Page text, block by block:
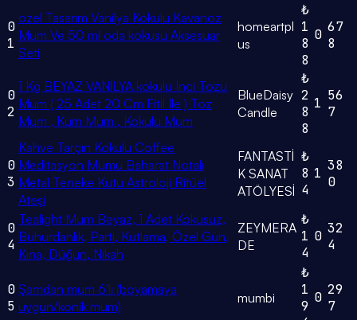
0
1
özel Tasarım Vanilya Kokulu Kavanoz
Mum Ve 50 ml oda kokusu Aksesuar
Seti
homeartpl
us
₺
1
8
8
0 67
8
0
2
1 Kg BEYAZ VANİLYA kokulu Inci Tozu
Mum ( 25 Adet 20 Cm Fitil Ile ) Toz
Mum , Kum Mum , Kokulu Mum
BlueDaisy
Candle
₺
2
8
8
1 56
7
0
3
Kahve Tarçın Kokulu Coffee
Meditasyon Mumu Baharat Notalı
Metal Teneke Kutu Astroloji Ritüel
Ateşi
FANTASTİ
K SANAT
ATÖLYESİ
₺
8
4
1 38
0
0
4
Tealight Mum Beyaz, 1 Adet Kokusuz,
Buhurdanlık, Parti, Kutlama, Özel Gün,
Kına, Düğün, Nikah
ZEYMERA
DE
₺
1
4
0 32
4
0
5
Şamdan mum 6'lı (boyamaya
uygun/konik mum)
mumbi
₺
1
9
0 29
7